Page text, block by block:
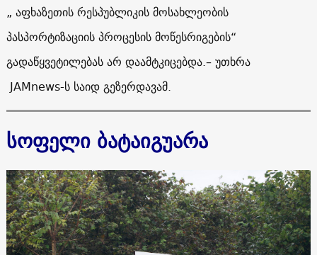
„ აფხაზეთის რესპუბლიკის მოსახლეობის
პასპორტიზაციის პროცესის მოწესრიგების“
გადაწყვეტილებას არ დაამტკიცებდა.– უთხრა
JAMnews-ს საიდ გეზერდავამ.
სოფელი ბატაიგუარა